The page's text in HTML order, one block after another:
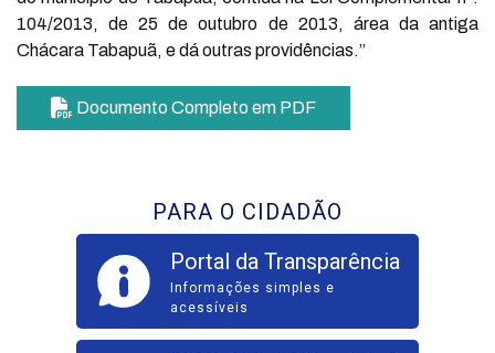
104/2013, de 25 de outubro de 2013, área da antiga
Chácara Tabapuã, e dá outras providências.”
Documento Completo em PDF
PARA O CIDADÃO
Portal da Transparência
Informações simples e
acessíveis